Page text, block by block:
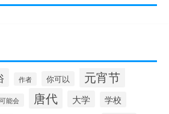
作者 你可以 元宵节
可能会 唐代 大学
学校